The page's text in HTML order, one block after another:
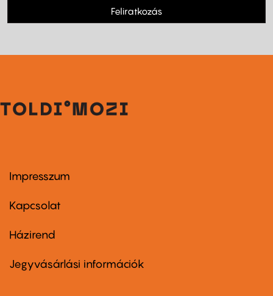
Feliratkozás
Footer
first
Impresszum
Kapcsolat
Footer
second
Házirend
Jegyvásárlási információk